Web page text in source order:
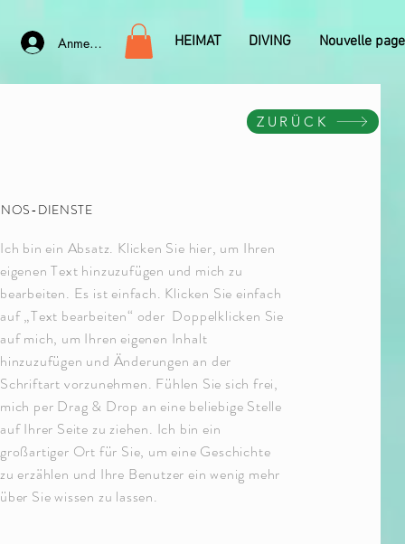
Anmelden HEIMAT DIVING Nouvelle page
ZURÜCK
NOS-DIENSTE
Ich bin ein Absatz. Klicken Sie hier, um Ihren
eigenen Text hinzuzufügen und mich zu
bearbeiten. Es ist einfach. Klicken Sie einfach
auf „Text bearbeiten“ oder Doppelklicken Sie
auf mich, um Ihren eigenen Inhalt
hinzuzufügen und Änderungen an der
Schriftart vorzunehmen. Fühlen Sie sich frei,
mich per Drag & Drop an eine beliebige Stelle
auf Ihrer Seite zu ziehen. Ich bin ein
großartiger Ort für Sie, um eine Geschichte
zu erzählen und Ihre Benutzer ein wenig mehr
über Sie wissen zu lassen.